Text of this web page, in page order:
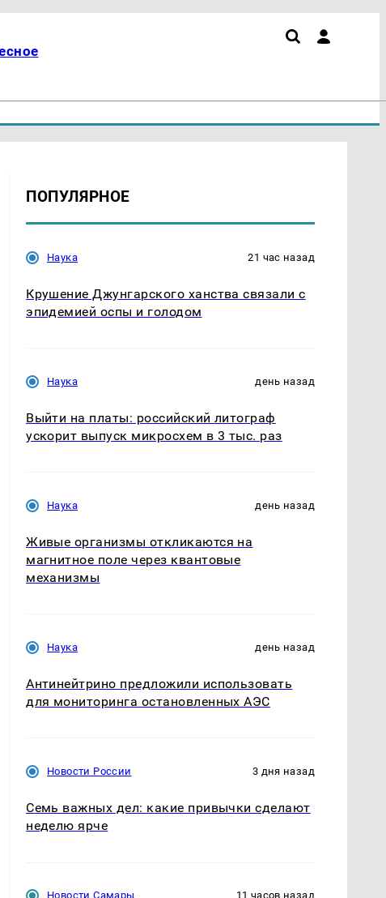
ПОПУЛЯРНОЕ
Наука 21 час назад
Крушение Джунгарского ханства связали с
эпидемией оспы и голодом
Наука день назад
Выйти на платы: российский литограф
ускорит выпуск микросхем в 3 тыс. раз
Наука день назад
Живые организмы откликаются на
магнитное поле через квантовые
механизмы
Наука день назад
Антинейтрино предложили использовать
для мониторинга остановленных АЭС
Новости России 3 дня назад
Семь важных дел: какие привычки сделают
неделю ярче
Новости Самары 11 часов назад